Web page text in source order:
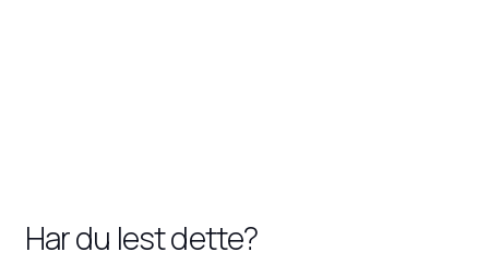
Har du lest dette?